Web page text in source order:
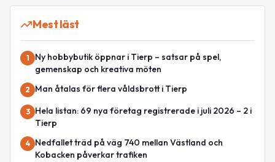
Mest läst
1
Ny hobbybutik öppnar i Tierp – satsar på spel,
gemenskap och kreativa möten
2 Man åtalas för flera våldsbrott i Tierp
3
Hela listan: 69 nya företag registrerade i juli 2026 – 2 i
Tierp
4
Nedfallet träd på väg 740 mellan Västland och
Kobacken påverkar trafiken